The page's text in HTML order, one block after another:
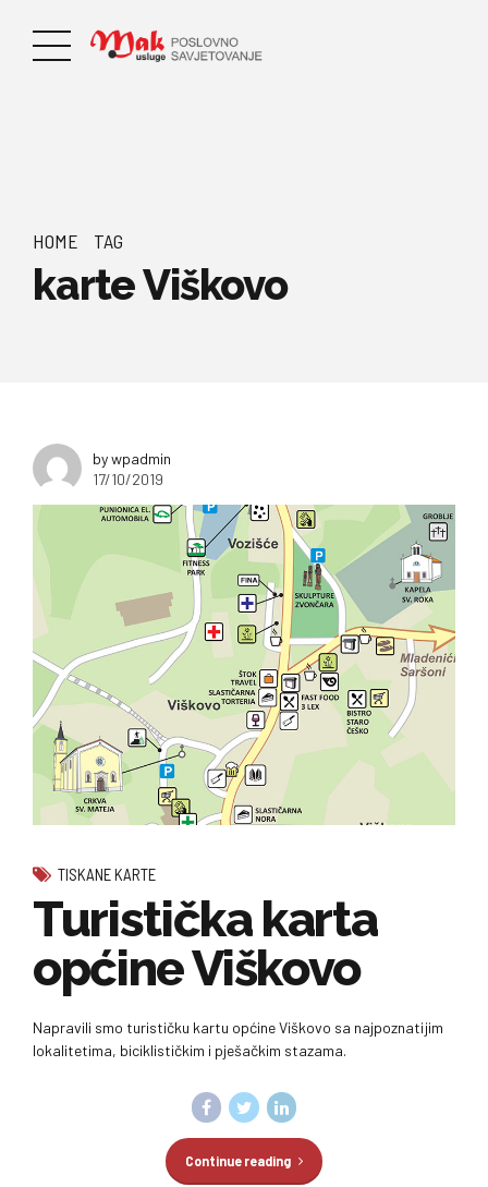
HOME TAG
karte Viškovo
by wpadmin
17/10/2019
TISKANE KARTE
Turistička karta
općine Viškovo
Napravili smo turističku kartu općine Viškovo sa najpoznatijim
lokalitetima, biciklističkim i pješačkim stazama.
Continue reading